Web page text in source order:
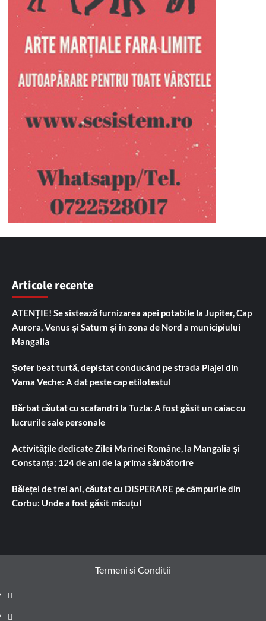
Articole recente
ATENȚIE! Se sistează furnizarea apei potabile la Jupiter, Cap
Aurora, Venus și Saturn și în zona de Nord a municipiului
Mangalia
Șofer beat turtă, depistat conducând pe strada Plajei din
Vama Veche: A dat peste cap etilotestul
Bărbat căutat cu scafandri la Tuzla: A fost găsit un caiac cu
lucrurile sale personale
Activitățile dedicate Zilei Marinei Române, la Mangalia și
Constanța: 124 de ani de la prima sărbătorire
Băiețel de trei ani, căutat cu DISPERARE pe câmpurile din
Corbu: Unde a fost găsit micuțul
Termeni si Conditii
Prima
pagină
Știri